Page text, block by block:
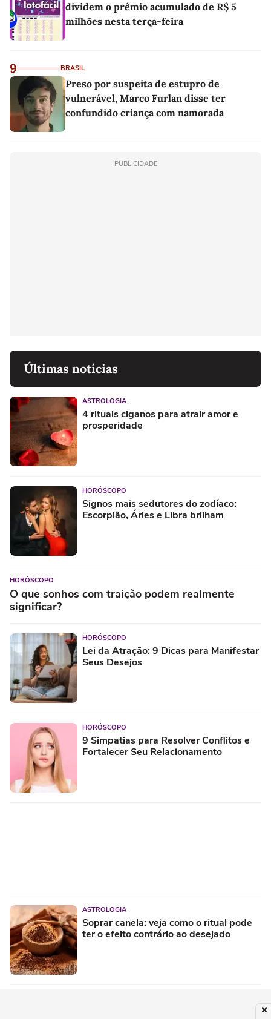
dividem o prêmio acumulado de R$ 5
milhões nesta terça-feira
9 BRASIL
Preso por suspeita de estupro de
vulnerável, Marco Furlan disse ter
confundido criança com namorada
PUBLICIDADE
Últimas notícias
ASTROLOGIA
4 rituais ciganos para atrair amor e
prosperidade
HORÓSCOPO
Signos mais sedutores do zodíaco:
Escorpião, Áries e Libra brilham
HORÓSCOPO
O que sonhos com traição podem realmente
significar?
HORÓSCOPO
Lei da Atração: 9 Dicas para Manifestar
Seus Desejos
HORÓSCOPO
9 Simpatias para Resolver Conflitos e
Fortalecer Seu Relacionamento
ASTROLOGIA
Soprar canela: veja como o ritual pode
ter o efeito contrário ao desejado